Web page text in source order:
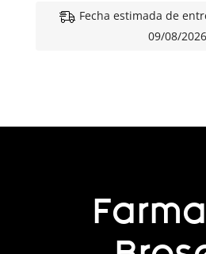
Fecha estimada de
09/08/2026